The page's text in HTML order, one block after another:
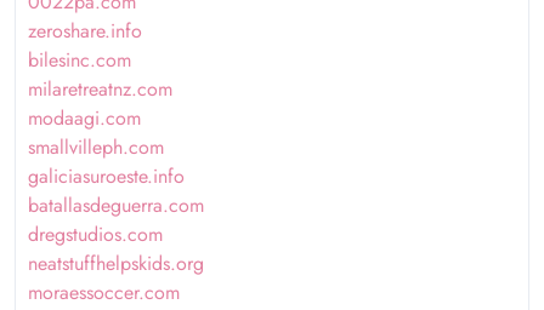
zeroshare.info
bilesinc.com
milaretreatnz.com
modaagi.com
smallvilleph.com
galiciasuroeste.info
batallasdeguerra.com
dregstudios.com
neatstuffhelpskids.org
moraessoccer.com